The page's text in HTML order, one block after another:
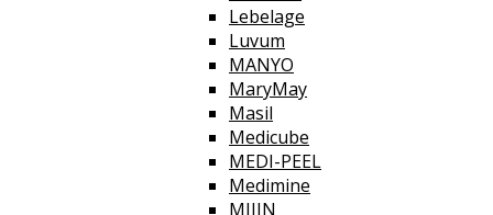
Lebelage
Luvum
MANYO
MaryMay
Masil
Medicube
MEDI-PEEL
Medimine
MIJIN